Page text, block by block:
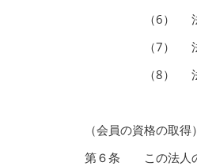
（6）
（7）
（8）
（会員の資格の取得）
第６条
この法人